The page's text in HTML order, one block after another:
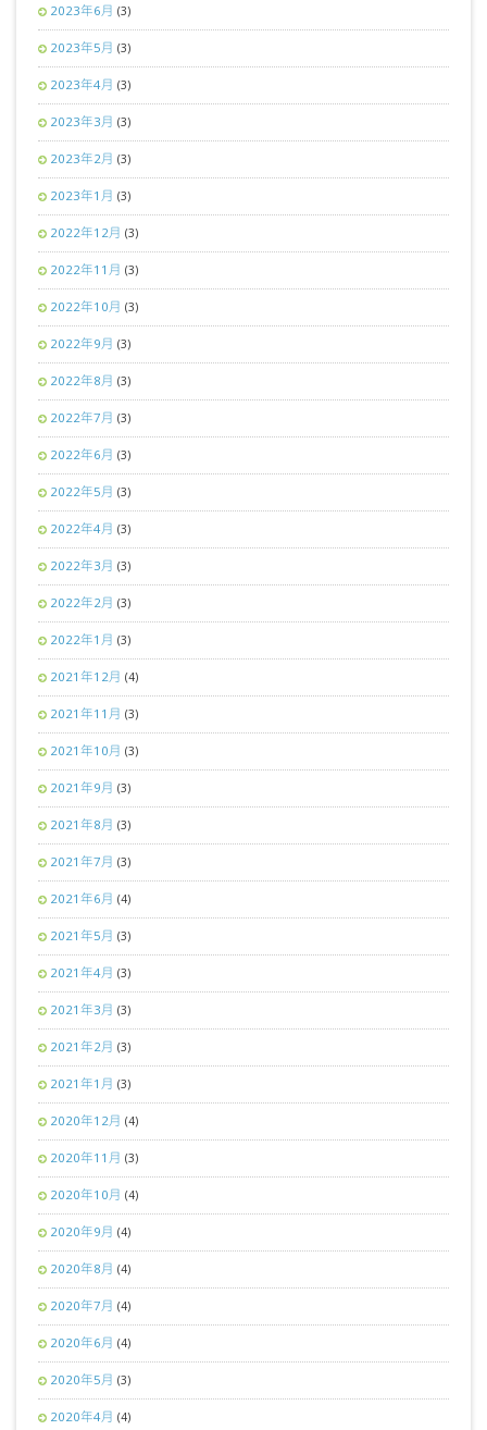
2023年6月 (3)
2023年5月 (3)
2023年4月 (3)
2023年3月 (3)
2023年2月 (3)
2023年1月 (3)
2022年12月 (3)
2022年11月 (3)
2022年10月 (3)
2022年9月 (3)
2022年8月 (3)
2022年7月 (3)
2022年6月 (3)
2022年5月 (3)
2022年4月 (3)
2022年3月 (3)
2022年2月 (3)
2022年1月 (3)
2021年12月 (4)
2021年11月 (3)
2021年10月 (3)
2021年9月 (3)
2021年8月 (3)
2021年7月 (3)
2021年6月 (4)
2021年5月 (3)
2021年4月 (3)
2021年3月 (3)
2021年2月 (3)
2021年1月 (3)
2020年12月 (4)
2020年11月 (3)
2020年10月 (4)
2020年9月 (4)
2020年8月 (4)
2020年7月 (4)
2020年6月 (4)
2020年5月 (3)
2020年4月 (4)